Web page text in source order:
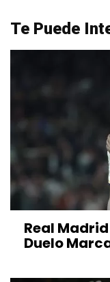
Te Puede
Real
Duelo